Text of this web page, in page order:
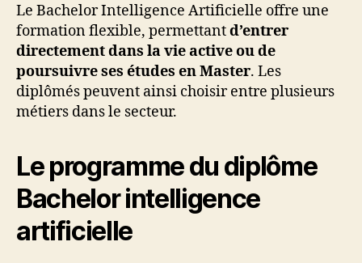
Le Bachelor Intelligence Artificielle offre une
formation flexible, permettantd’entrer
directement dans la vie active ou de
poursuivre ses études en Master. Les
diplômés peuvent ainsi choisir entre plusieurs
métiers dans le secteur.
Le programme du diplôme
Bachelor intelligence
artificielle